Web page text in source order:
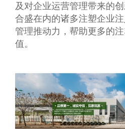
及对企业运营管理带来的
合盛在内的诸多注塑企业
管理推动力，帮助更多的
值。